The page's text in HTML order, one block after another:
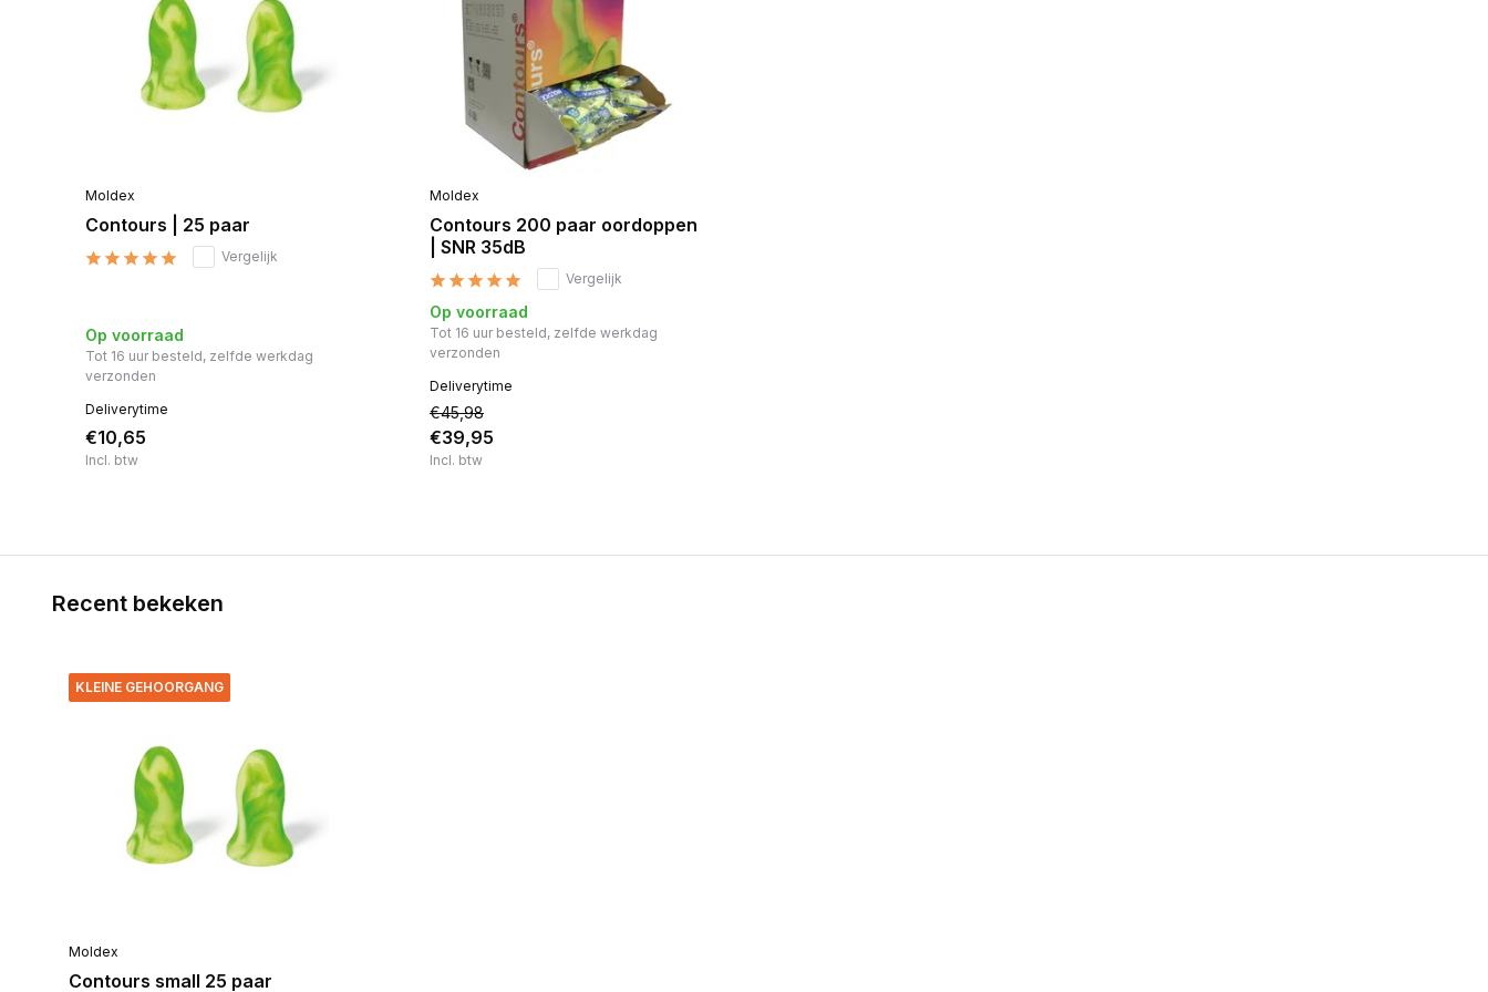
Moldex
Contours | 25 paar
Vergelijk
Op voorraad
Tot 16 uur besteld, zelfde werkdag
verzonden
Deliverytime
€10,65
Incl. btw
Moldex
Contours 200 paar oordoppen
| SNR 35dB
Vergelijk
Op voorraad
Tot 16 uur besteld, zelfde werkdag
verzonden
Deliverytime
€45,98
€39,95
Incl. btw
Recent bekeken
KLEINE GEHOORGANG
Moldex
Contours small 25 paar